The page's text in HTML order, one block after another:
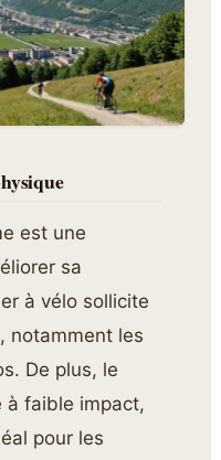
est une
sa
à vélo sollicite
notamment les
De plus, le
à faible impact,
pour les